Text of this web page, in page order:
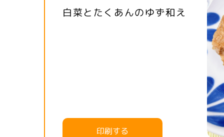
白菜とたくあんのゆず和え
印刷する